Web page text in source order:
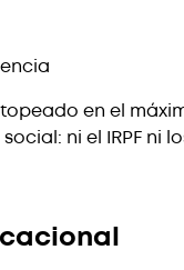
en el
ni el IRPF